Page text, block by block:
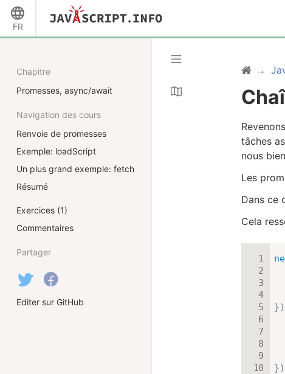
FR
tâches
nous
Les
Dans ce
Cela
})
})
Chapitre
Promesses, async/await
Navigation des cours
Renvoie de promesses
Exemple: loadScript
Un plus grand exemple: fetch
Résumé
Exercices (1)
Commentaires
Partager
Editer sur GitHub